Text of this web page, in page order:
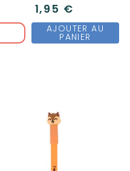
1,95 €
AJOUTER AU
PANIER